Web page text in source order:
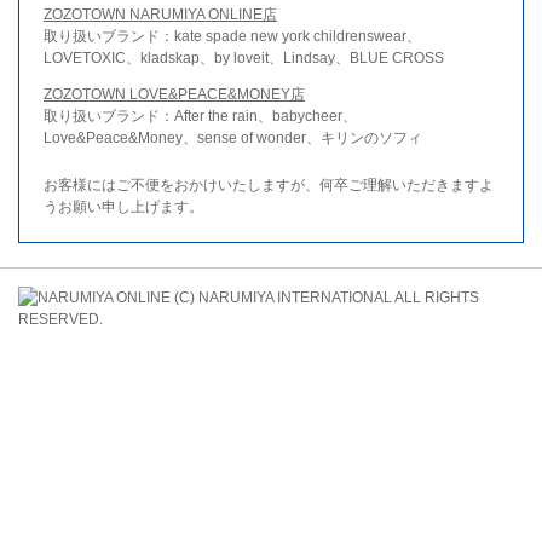
ZOZOTOWN NARUMIYA ONLINE店
取り扱いブランド：kate spade new york childrenswear、
LOVETOXIC、kladskap、by loveit、Lindsay、BLUE CROSS
ZOZOTOWN LOVE&PEACE&MONEY店
取り扱いブランド：After the rain、babycheer、
Love&Peace&Money、sense of wonder、キリンのソフィ
お客様にはご不便をおかけいたしますが、何卒ご理解いただきますよ
うお願い申し上げます。